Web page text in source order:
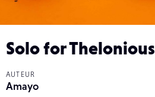
Solo for Thelonious
AUTEUR
Amayo